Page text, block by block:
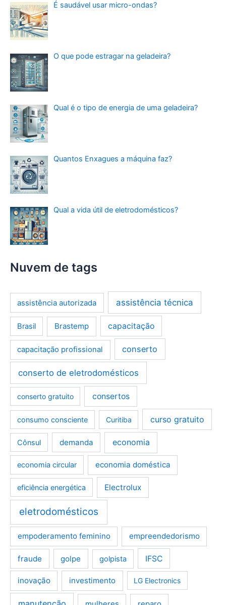
É saudável usar micro-ondas?
O que pode estragar na geladeira?
Qual é o tipo de energia de uma geladeira?
Quantos Enxagues a máquina faz?
Qual a vida útil de eletrodomésticos?
Nuvem de tags
assistência autorizada assistência técnica
Brasil Brastemp capacitação
capacitação profissional conserto
conserto de eletrodomésticos
conserto gratuito consertos
consumo consciente Curitiba curso gratuito
Cônsul demanda economia
economia circular economia doméstica
eficiência energética Electrolux
eletrodomésticos
empoderamento feminino empreendedorismo
fraude golpe golpista IFSC
inovação investimento LG Electronics